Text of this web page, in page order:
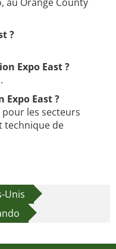
?
Expo East ?
Expo East ?
pour les secteurs
technique de
Unis